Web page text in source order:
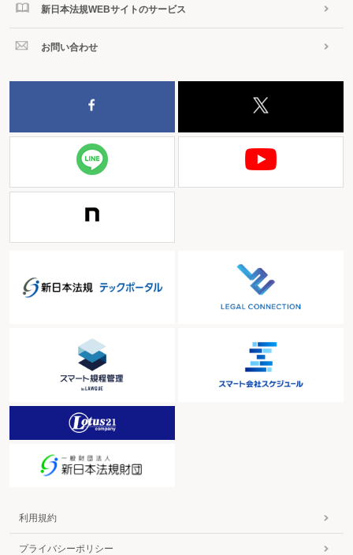
新日本法規WEBサイトのサービス
お問い合わせ
利用規約
プライバシーポリシー